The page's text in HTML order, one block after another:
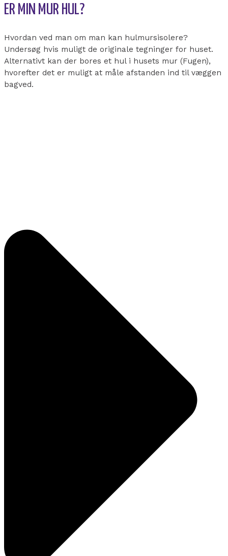
ER MIN MUR HUL?
Hvordan ved man om man kan hulmursisolere?
Undersøg hvis muligt de originale tegninger for huset.
Alternativt kan der bores et hul i husets mur (Fugen),
hvorefter det er muligt at måle afstanden ind til væggen
bagved.